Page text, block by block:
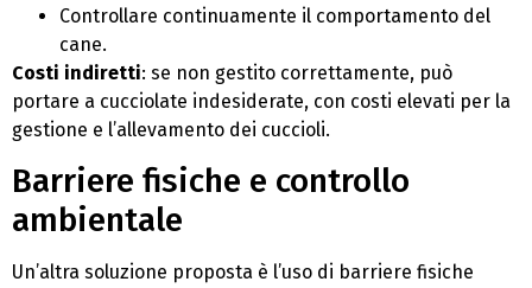
Controllare continuamente il comportamento del
cane.
Costi indiretti: se non gestito correttamente, può
portare a cucciolate indesiderate, con costi elevati per la
gestione e l’allevamento dei cuccioli.
Barriere fisiche e controllo
ambientale
Un’altra soluzione proposta è l’uso di barriere fisiche